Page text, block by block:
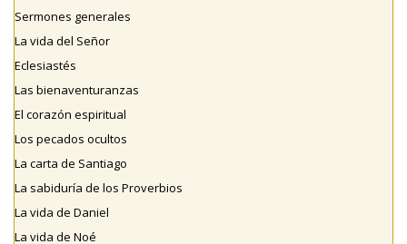
Sermones generales
La vida del Señor
Eclesiastés
Las bienaventuranzas
El corazón espiritual
Los pecados ocultos
La carta de Santiago
La sabiduría de los Proverbios
La vida de Daniel
La vida de Noé